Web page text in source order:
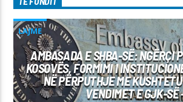
LAJME
AMBASADA E SHBA-SË: NGËRÇI
KOSOVËS, FORMIMI I
NË PËRPUTHJE ME
VENDIMET E GJK-SË